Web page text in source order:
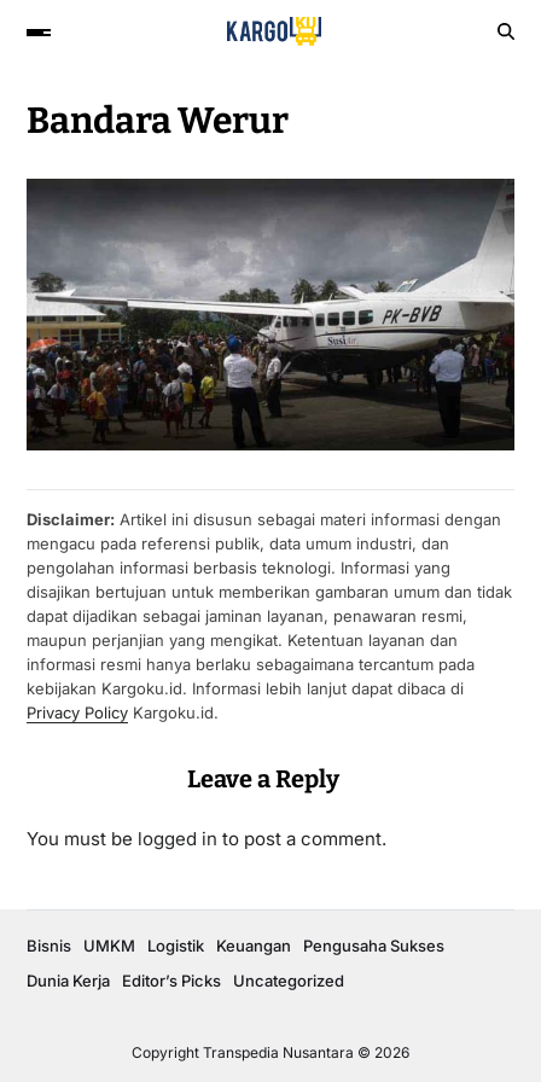
Bandara Werur
Disclaimer:Artikel ini disusun sebagai materi informasi dengan
mengacu pada referensi publik, data umum industri, dan
pengolahan informasi berbasis teknologi. Informasi yang
disajikan bertujuan untuk memberikan gambaran umum dan tidak
dapat dijadikan sebagai jaminan layanan, penawaran resmi,
maupun perjanjian yang mengikat. Ketentuan layanan dan
informasi resmi hanya berlaku sebagaimana tercantum pada
kebijakan Kargoku.id. Informasi lebih lanjut dapat dibaca di
Privacy PolicyKargoku.id.
Leave a Reply
You must be logged in to post a comment.
Copyright Transpedia Nusantara © 2026
Bisnis UMKM Logistik Keuangan
Pengusaha Sukses
Dunia Kerja
Editor’s Picks Uncategorized